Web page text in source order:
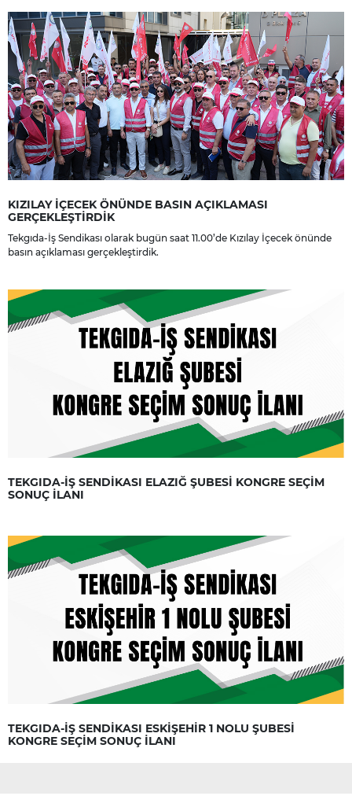
KIZILAY İÇECEK ÖNÜNDE BASIN AÇIKLAMASI
GERÇEKLEŞTİRDİK
Tekgıda-İş Sendikası olarak bugün saat 11.00’de Kızılay İçecek önünde
basın açıklaması gerçekleştirdik.
TEKGIDA-İŞ SENDİKASI ELAZIĞ ŞUBESİ KONGRE SEÇİM
SONUÇ İLANI
TEKGIDA-İŞ SENDİKASI ESKİŞEHİR 1 NOLU ŞUBESİ
KONGRE SEÇİM SONUÇ İLANI